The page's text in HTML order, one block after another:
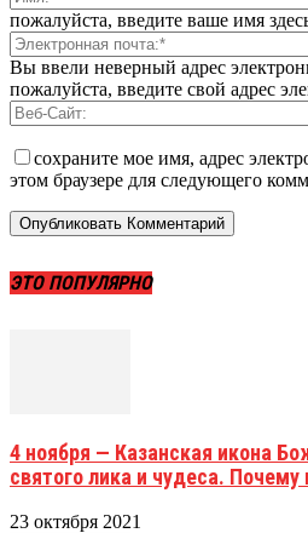
пожалуйста, введите ваше имя
Вы ввели неверный адрес
пожалуйста, введите свой адрес
сохраните мое имя, адрес
этом браузере для следующего
ЭТО ПОПУЛЯРНО
4 ноября — Казанская икона
святого лика и чудеса.
23 октября 2021